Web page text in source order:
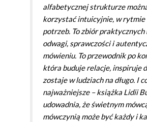
alfabetycznej strukturze
korzystać intuicyjnie, w rytmie
potrzeb. To zbiór praktycznych
odwagi, sprawczości i
mówieniu. To przewodnik po
która buduje relacje, inspiruje
zostaje w ludziach na długo. I
najważniejsze – książka Lidii
udowadnia, że świetnym
mówczynią może być każdy i